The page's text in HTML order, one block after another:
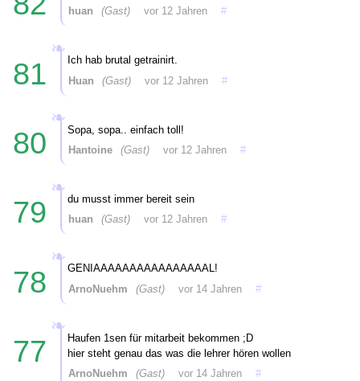
huan
(Gast) vor 12 Jahren #
81
Ich hab brutal getrainirt.
Huan
(Gast) vor 12 Jahren #
80
Sopa, sopa.. einfach toll!
Hantoine
(Gast) vor 12 Jahren #
79
du musst immer bereit sein
huan
(Gast) vor 12 Jahren #
78
GENIAAAAAAAAAAAAAAAAL!
ArnoNuehm
(Gast) vor 14 Jahren #
77
Haufen 1sen für mitarbeit bekommen ;D
hier steht genau das was die lehrer hören wollen
ArnoNuehm
(Gast) vor 14 Jahren #